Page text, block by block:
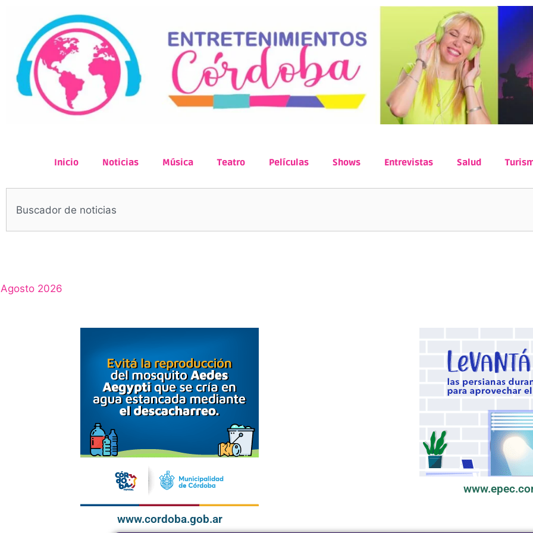
Inicio Noticias Música Teatro Películas Shows Entrevistas Salud
Agosto 2026
www.cordoba.gob.ar